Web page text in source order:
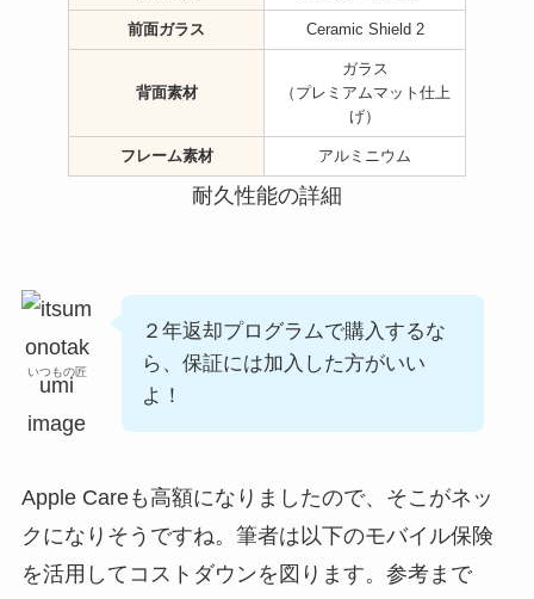
前面ガラス Ceramic Shield 2
背面素材
ガラス
（プレミアムマット仕上
げ）
フレーム素材 アルミニウム
耐久性能の詳細
いつもの匠
２年返却プログラムで購入するな
ら、保証には加入した方がいい
よ！
Apple Careも高額になりましたので、そこがネッ
クになりそうですね。筆者は以下のモバイル保険
を活用してコストダウンを図ります。参考まで